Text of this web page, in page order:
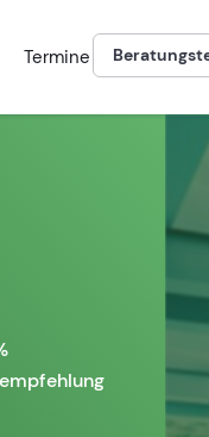
Termine